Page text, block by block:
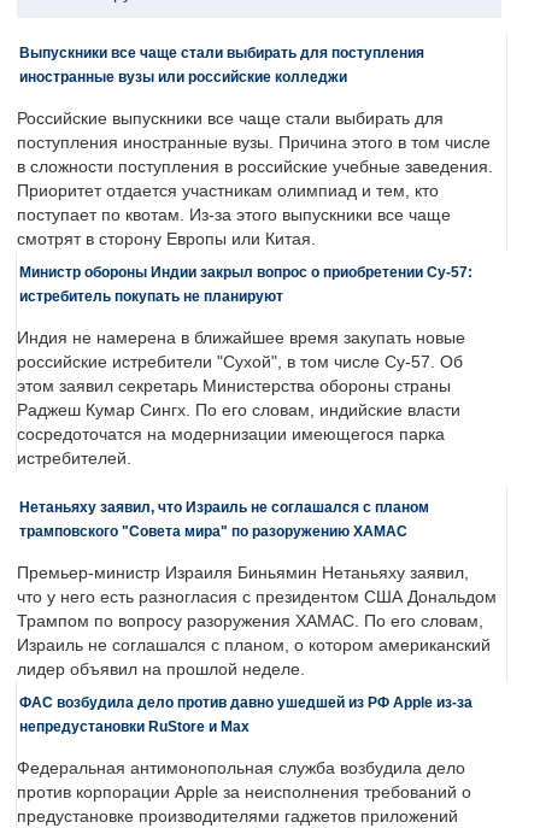
Выпускники все чаще стали выбирать для поступления
иностранные вузы или российские колледжи
Российские выпускники все чаще стали выбирать для
поступления иностранные вузы. Причина этого в том числе
в сложности поступления в российские учебные заведения.
Приоритет отдается участникам олимпиад и тем, кто
поступает по квотам. Из-за этого выпускники все чаще
смотрят в сторону Европы или Китая.
Министр обороны Индии закрыл вопрос о приобретении Су-57:
истребитель покупать не планируют
Индия не намерена в ближайшее время закупать новые
российские истребители "Сухой", в том числе Су-57. Об
этом заявил секретарь Министерства обороны страны
Раджеш Кумар Сингх. По его словам, индийские власти
сосредоточатся на модернизации имеющегося парка
истребителей.
Нетаньяху заявил, что Израиль не соглашался с планом
трамповского "Совета мира" по разоружению ХАМАС
Премьер-министр Израиля Биньямин Нетаньяху заявил,
что у него есть разногласия с президентом США Дональдом
Трампом по вопросу разоружения ХАМАС. По его словам,
Израиль не соглашался с планом, о котором американский
лидер объявил на прошлой неделе.
ФАС возбудила дело против давно ушедшей из РФ Apple из-за
непредустановки RuStore и Max
Федеральная антимонопольная служба возбудила дело
против корпорации Apple за неисполнения требований о
предустановке производителями гаджетов приложений